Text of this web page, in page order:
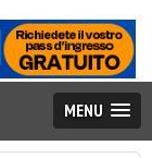
MENU